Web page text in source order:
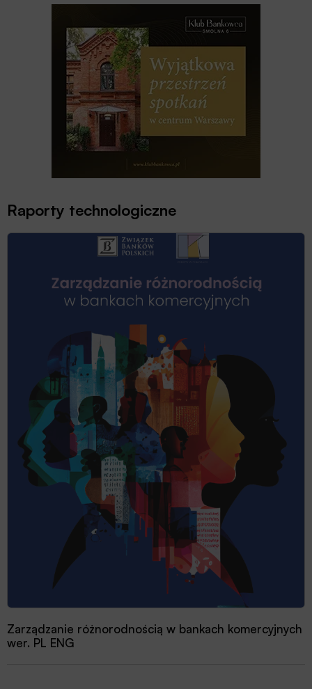
Raporty technologiczne
Zarządzanie różnorodnością w bankach komercyjnych
wer. PL ENG